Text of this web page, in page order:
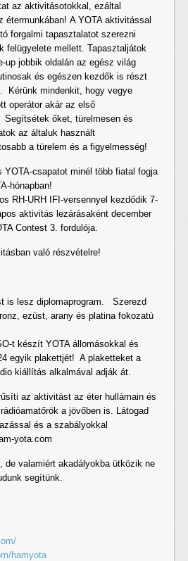
az aktivitásotokkal, ezáltal
étermunkában! A YOTA aktivitással
forgalmi tapasztalatot szerezni
felügyelete mellett. Tapasztaljátok
up jobbik oldalán az egész világ
és egészen kezdők is részt
Kérünk mindenkit, hogy vegye
operátor akár az első
őket, türelmesen és
az általuk használt
a türelem és a figyelmesség!
YOTA-csapatot minél több fiatal fogja
hónapban!
RH-URH IFI-versennyel kezdődik 7-
aktivitás lezárásaként december
Contest 3. fordulója.
való részvételre!
is lesz diplomaprogram. Szerezd
ezüst, arany és platina fokozatú
t készít YOTA állomásokkal és
egyik plakettjét! A plaketteket a
kiállítás alkalmával adják át.
az aktivitást az éter hullámain és
a jövőben is. Látogad
és a szabályokkal
yota.com
de valamiért akadályokba ütközik ne
segítünk.
hamyota